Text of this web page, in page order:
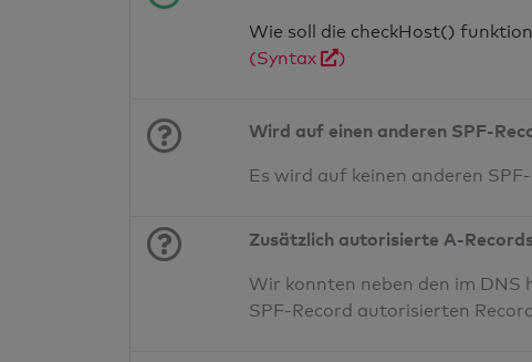
Wie soll die checkHost()
(Syntax
)
Wird auf einen anderen SPF-
Es wird auf keinen anderen
Zusätzlich autorisierte A-
Wir konnten neben den im DNS
SPF-Record autorisierten